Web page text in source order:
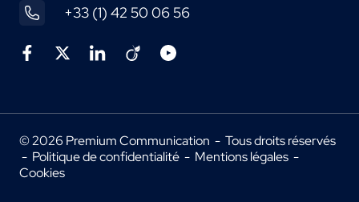
+33 (1) 42 50 06 56
© 2026 Premium Communication - Tous droits réservés
- Politique de confidentialité - Mentions légales -
Cookies